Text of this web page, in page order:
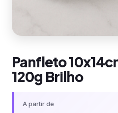
Panfleto
120g Brilho
A partir de